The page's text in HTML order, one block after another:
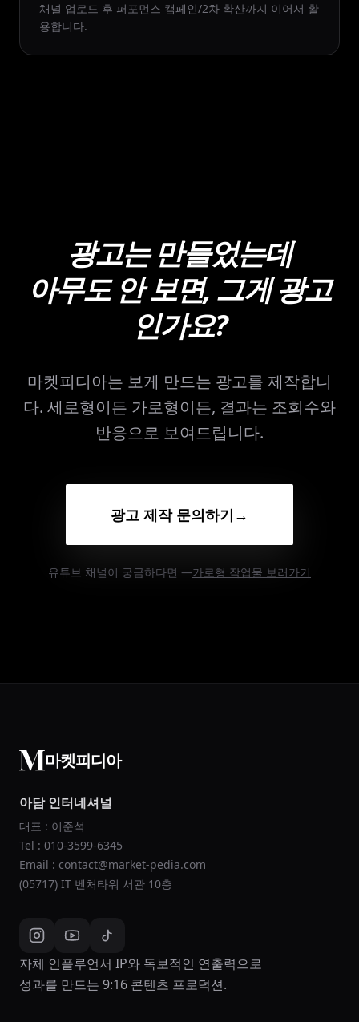
채널 업로드 후 퍼포먼스 캠페인/2차 확산까지 이어서 활
용합니다.
광고는 만들었는데
아무도 안 보면, 그게 광고
인가요?
마켓피디아는 보게 만드는 광고를 제작합니
다. 세로형이든 가로형이든, 결과는 조회수와
반응으로 보여드립니다.
광고 제작 문의하기 →
유튜브 채널이 궁금하다면 —가로형 작업물 보러가기
마켓피디아
아담 인터네셔널
대표 : 이준석
Tel : 010-3599-6345
Email : contact@market-pedia.com
(05717) IT 벤처타워 서관 10층
자체 인플루언서 IP와 독보적인 연출력으로
성과를 만드는 9:16 콘텐츠 프로덕션.